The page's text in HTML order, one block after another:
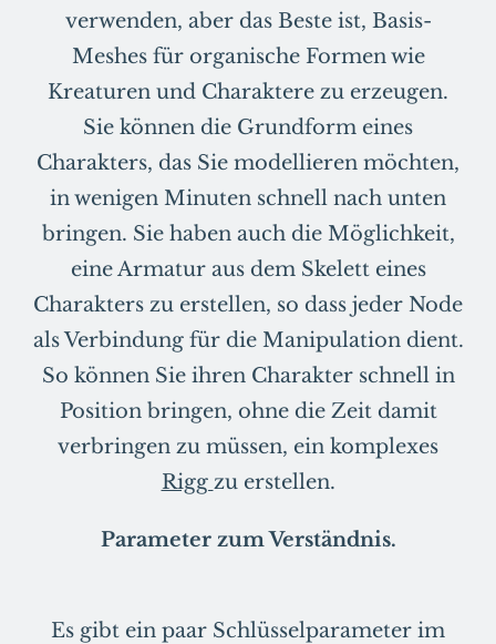
verwenden, aber das Beste ist, Basis-
Meshes für organische Formen wie
Kreaturen und Charaktere zu erzeugen.
Sie können die Grundform eines
Charakters, das Sie modellieren möchten,
in wenigen Minuten schnell nach unten
bringen. Sie haben auch die Möglichkeit,
eine Armatur aus dem Skelett eines
Charakters zu erstellen, so dass jeder Node
als Verbindung für die Manipulation dient.
So können Sie ihren Charakter schnell in
Position bringen, ohne die Zeit damit
verbringen zu müssen, ein komplexes
Rigg zu erstellen.
Parameter zum Verständnis.
Es gibt ein paar Schlüsselparameter im